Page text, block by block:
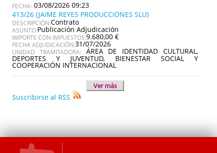
03/08/2026 09:23
413/26 (JAIME REYES PRODUCCIONES SLU)
DESCRIPCIÓN:Contrato
ASUNTO:Publicación Adjudicación
IMPORTE CON IMPUESTOS:9.680,00 €
FECHA ADJUDICACIÓN:31/07/2026
UNIDAD TRAMITADORA: ÁREA DE IDENTIDAD CULTURAL,
DEPORTES Y JUVENTUD, BIENESTAR SOCIAL Y
COOPERACIÓN INTERNACIONAL
Ver más
Suscribirse al RSS